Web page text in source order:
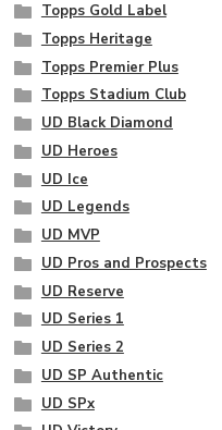
Topps Gold Label
Topps Heritage
Topps Premier Plus
Topps Stadium Club
UD Black Diamond
UD Heroes
UD Ice
UD Legends
UD MVP
UD Pros and Prospects
UD Reserve
UD Series 1
UD Series 2
UD SP Authentic
UD SPx